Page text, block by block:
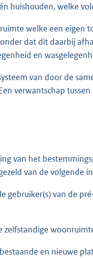
huishouden, welke
welke een eigen
dat dit daarbij
en
van door de
verwantschap
van het
van de volgende
gebruiker(s) van de
zelfstandige
en nieuwe